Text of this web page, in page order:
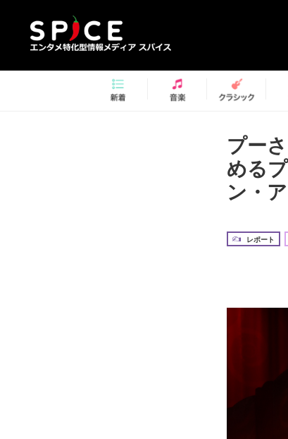
プー
める
ン・
レポート